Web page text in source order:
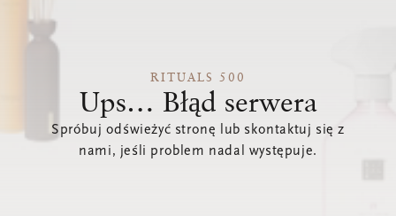
RITUALS 500
Ups… Błąd serwera
Spróbuj odświeżyć stronę lub skontaktuj się z
nami, jeśli problem nadal występuje.